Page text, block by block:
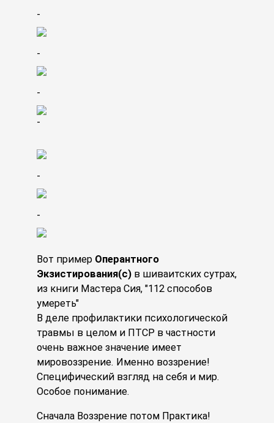
-
-
-
-
-
-
Вот пример Оперантного
Экзистирования(с) в шиваитских сутрах,
из книги Мастера Сия, "112 способов
умереть"
В деле профилактики психологической
травмы в целом и ПТСР в частности
очень важное значение имеет
мировоззрение. Именно воззрение!
Специфический взгляд на себя и мир.
Особое понимание.
Сначала Воззрение потом Практика!